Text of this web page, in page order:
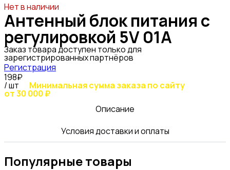
Нет в наличии
Антенный блок питания с
регулировкой 5V 01А
Заказ товара доступен только для
зарегистрированных партнёров
Регистрация
198₽
/ шт Минимальная сумма заказа по сайту
от 30 000 ₽
Описание
Условия доставки и оплаты
Популярные товары